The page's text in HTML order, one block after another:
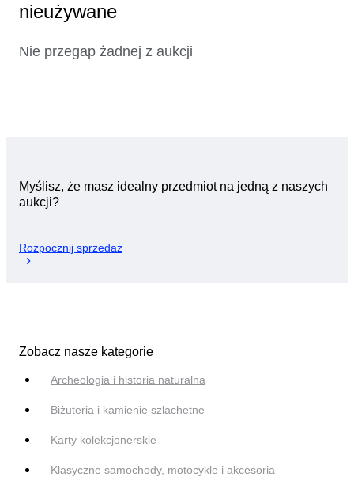
nieużywane
Nie przegap żadnej z aukcji
Myślisz, że masz idealny przedmiot na jedną z naszych
aukcji?
Rozpocznij sprzedaż
Zobacz nasze kategorie
Archeologia i historia naturalna
Biżuteria i kamienie szlachetne
Karty kolekcjonerskie
Klasyczne samochody, motocykle i akcesoria